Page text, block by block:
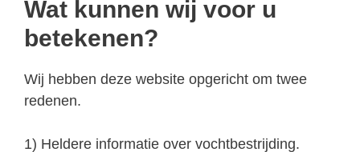
Wat kunnen wij voor u
betekenen?
Wij hebben deze website opgericht om twee
redenen.
1) Heldere informatie over vochtbestrijding.